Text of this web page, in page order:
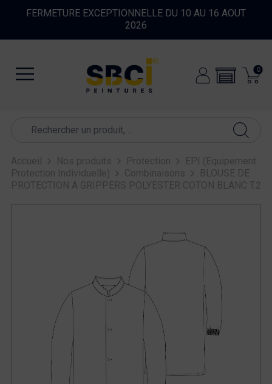
FERMETURE EXCEPTIONNELLE DU 10 AU 16 AOUT
2026
0
Accueil Nos produits Protection
EPI (Equipement
Protection Individuelle)
Combinaisons
BLOUSE DE
PROTECTION A GRIPPERS POLYESTER COTON BLANC T.2